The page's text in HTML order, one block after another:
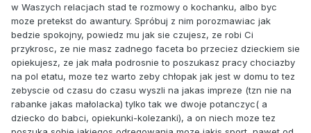
w Waszych relacjach stad te rozmowy o kochanku, albo byc
moze pretekst do awantury. Spróbuj z nim porozmawiac jak
bedzie spokojny, powiedz mu jak sie czujesz, ze robi Ci
przykrosc, ze nie masz zadnego faceta bo przeciez dzieckiem sie
opiekujesz, ze jak mała podrosnie to poszukasz pracy chociazby
na pol etatu, moze tez warto zeby chłopak jak jest w domu to tez
zebyscie od czasu do czasu wyszli na jakas impreze (tzn nie na
rabanke jakas małolacka) tylko tak we dwoje potanczyc( a
dziecko do babci, opiekunki-kolezanki), a on niech moze tez